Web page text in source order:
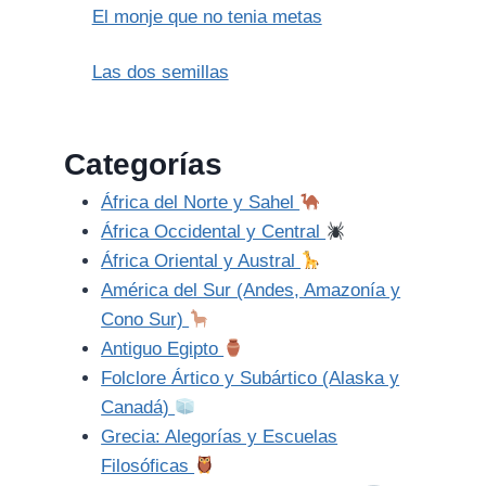
El monje que no tenia metas
Las dos semillas
Categorías
África del Norte y Sahel
África Occidental y Central
África Oriental y Austral
América del Sur (Andes, Amazonía y
Cono Sur)
Antiguo Egipto
Folclore Ártico y Subártico (Alaska y
Canadá)
Grecia: Alegorías y Escuelas
Filosóficas